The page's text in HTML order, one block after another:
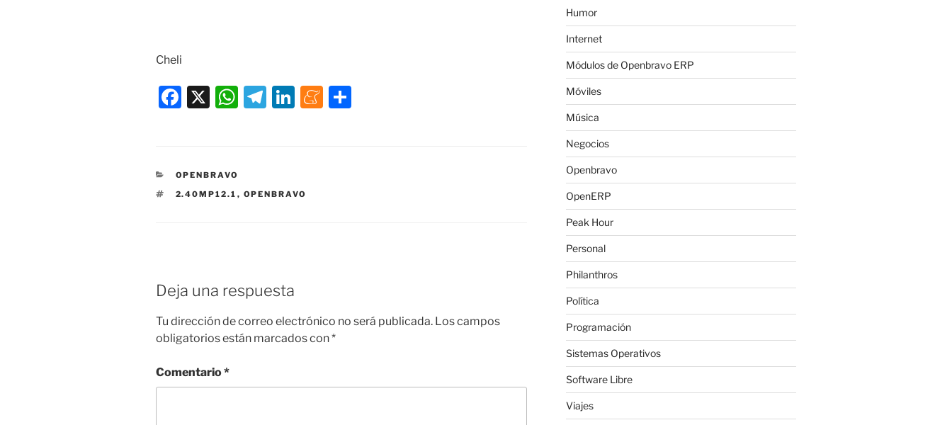
Cheli
F
e
b
X
W
A
T
a
Li
dI
M
CATEGORÍAS
OPENBRAVO
ETIQUETAS
2.40MP12.1 , OPENBRAVO
Deja una respuesta
Tu dirección de correo electrónico no será publicada. Los campos
obligatorios están marcados con*
Comentario*
Humor
Internet
Módulos de Openbravo ERP
Móviles
Música
Negocios
Openbravo
OpenERP
Peak Hour
Personal
Philanthros
Política
Programación
Sistemas Operativos
Software Libre
Viajes